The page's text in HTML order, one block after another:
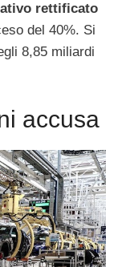
rettificato
del 40%. Si
8,85 miliardi
accusa